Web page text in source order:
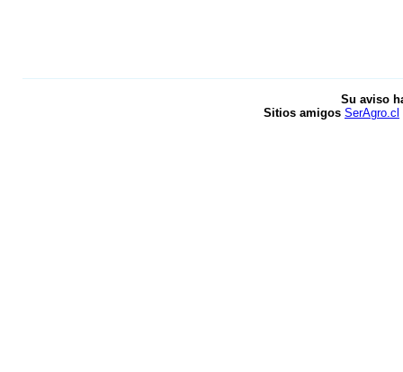
Su aviso
Sitios amigos SerAgro.cl